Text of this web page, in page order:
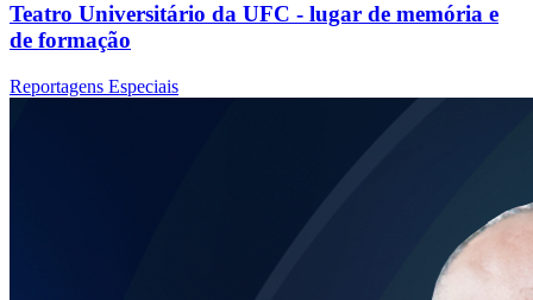
Teatro Universitário da UFC - lugar de memória e
de formação
Reportagens Especiais